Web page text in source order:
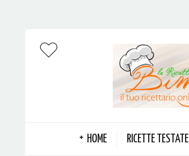
HOME RICETTE TESTATE